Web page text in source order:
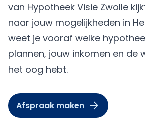
van Hypotheek Visie Zwolle
naar jouw mogelijkheden in
weet je vooraf welke
plannen, jouw inkomen en de
het oog hebt.
Afspraak maken